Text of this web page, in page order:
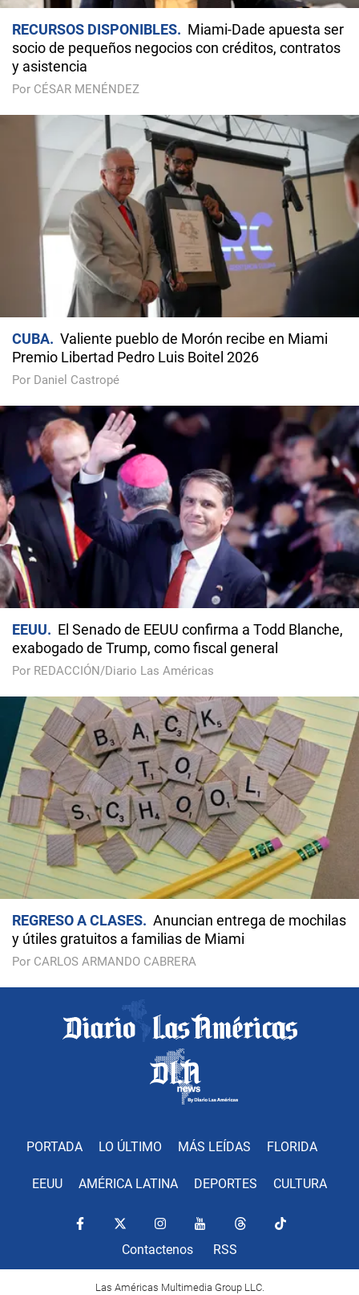
RECURSOS DISPONIBLES
Miami-Dade apuesta ser
socio de pequeños negocios con créditos, contratos
y asistencia
Por CÉSAR MENÉNDEZ
CUBA
Valiente pueblo de Morón recibe en Miami
Premio Libertad Pedro Luis Boitel 2026
Por Daniel Castropé
EEUU
El Senado de EEUU confirma a Todd Blanche,
exabogado de Trump, como fiscal general
Por REDACCIÓN/Diario Las Américas
REGRESO A CLASES
Anuncian entrega de mochilas
y útiles gratuitos a familias de Miami
Por CARLOS ARMANDO CABRERA
PORTADA LO ÚLTIMO MÁS LEÍDAS FLORIDA
EEUU AMÉRICA LATINA DEPORTES CULTURA
Contactenos RSS
Las Américas Multimedia Group LLC.